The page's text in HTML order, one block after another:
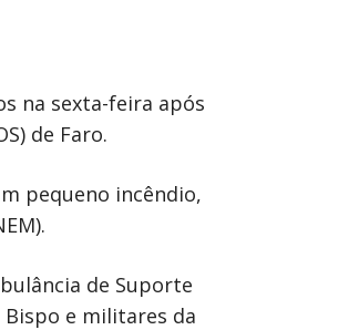
na sexta-feira após
de Faro.
pequeno incêndio,
de Suporte
Bispo e militares da